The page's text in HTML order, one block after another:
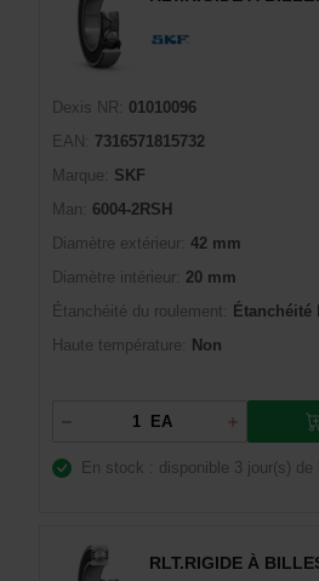
Dexis NR:
01010096
EAN:
7316571815732
Marque:
SKF
Man:
6004-2RSH
Diamètre extérieur: 42 mm
Diamètre intérieur: 20 mm
Étanchéité du roulement:
Étanchéité
Haute température:
Non
EA
En stock : disponible 3 jour(s) de
RLT.RIGIDE À